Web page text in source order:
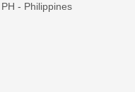
PH - Philippines